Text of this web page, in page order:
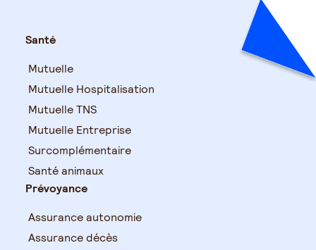
Santé
Mutuelle
Mutuelle Hospitalisation
Mutuelle TNS
Mutuelle Entreprise
Surcomplémentaire
Santé animaux
Prévoyance
Assurance autonomie
Assurance décès